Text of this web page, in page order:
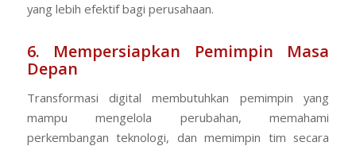
yang lebih efektif bagi perusahaan.
6. Mempersiapkan Pemimpin Masa
Depan
Transformasi digital membutuhkan pemimpin yang
mampu mengelola perubahan, memahami
perkembangan teknologi, dan memimpin tim secara